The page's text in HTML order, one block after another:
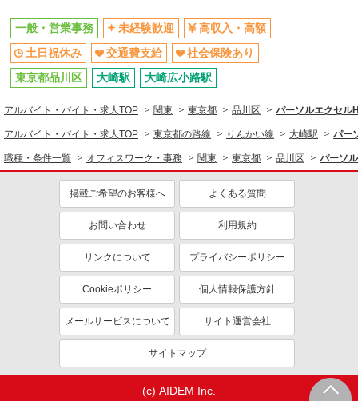
一般・営業事務 未経験歓迎
高収入・高額
土日祝休み
交通費支給
社会保険あり
東京都品川区
大崎駅 大崎広小路駅
アルバイト・バイト・求人TOP 関東 東京都 品川区 パーソルエクセル
アルバイト・バイト・求人TOP 東京都の路線 りんかい線 大崎駅 パー
職種・条件一覧 オフィスワーク・事務 関東 東京都 品川区 パーソ
掲載ご希望のお客様へ よくある質問
お問い合わせ 利用規約
リンクについて プライバシーポリシー
Cookieポリシー 個人情報保護方針
メールサービスについて サイト運営会社
サイトマップ
(c) AIDEM Inc.